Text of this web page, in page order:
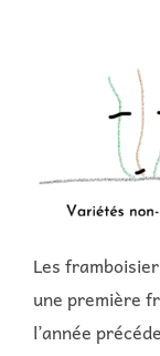
Les
une première
l’année